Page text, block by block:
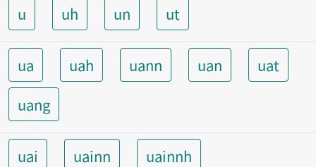
u uh un ut
ua uah uann uan
uat
uang
uai uainn uainnh